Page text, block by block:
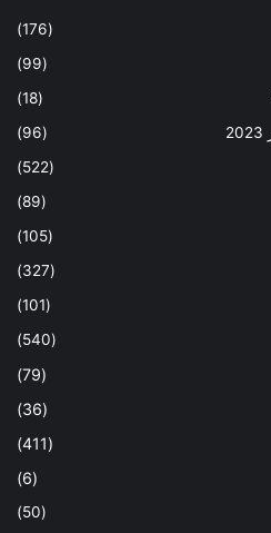
(176)
(99)
(18)
(96)
(522)
(89)
(105)
(327)
(101)
(540)
(79)
(36)
(411)
(6)
(50)